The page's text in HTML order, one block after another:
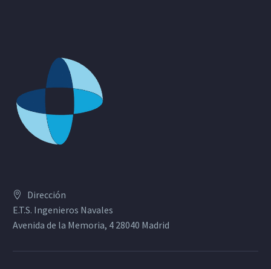
Dirección
E.T.S. Ingenieros Navales
Avenida de la Memoria, 4 28040 Madrid